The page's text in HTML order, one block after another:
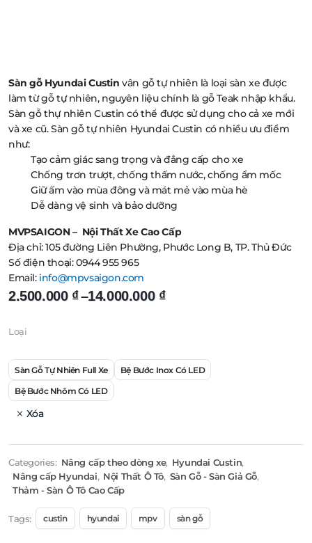
Sàn gỗ Hyundai Custin vân gỗ tự nhiên là loại sàn xe được
làm từ gỗ tự nhiên, nguyên liệu chính là gỗ Teak nhập khẩu.
Sàn gỗ thự nhiên Custin có thể được sử dụng cho cả xe mới
và xe cũ. Sàn gỗ tự nhiên Hyundai Custin có nhiều ưu điểm
như:
Tạo cảm giác sang trọng và đẳng cấp cho xe
Chống trơn trượt, chống thấm nước, chống ẩm mốc
Giữ ấm vào mùa đông và mát mẻ vào mùa hè
Dễ dàng vệ sinh và bảo dưỡng
MVPSAIGON – Nội Thất Xe Cao Cấp
Địa chỉ: 105 đường Liên Phường, Phước Long B, TP. Thủ Đức
Số điện thoại: 0944 955 965
Email: info@mpvsaigon.com
2.500.000 ₫–14.000.000 ₫
Khoảng
từ
2.500.000 ₫
đến
14.000.000 ₫
Loại
Sàn Gỗ Tự Nhiên Full Xe
Bệ Bước Inox Có LED
Bệ Bước Nhôm Có LED
Xóa
Categories: Nâng cấp theo dòng xe, Hyundai Custin,
Nâng cấp Hyundai, Nội Thất Ô Tô, Sàn Gỗ - Sàn Giả Gỗ,
Thảm - Sàn Ô Tô Cao Cấp
Tags: custin hyundai mpv sàn gỗ